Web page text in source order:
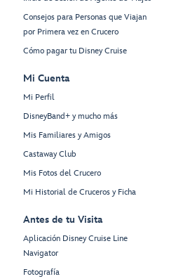
Consejos para Personas que Viajan
por Primera vez en Crucero
Cómo pagar tu Disney Cruise
Mi Cuenta
Mi Perfil
DisneyBand+ y mucho más
Mis Familiares y Amigos
Castaway Club
Mis Fotos del Crucero
Mi Historial de Cruceros y Ficha
Antes de tu Visita
Aplicación Disney Cruise Line
Navigator
Fotografía